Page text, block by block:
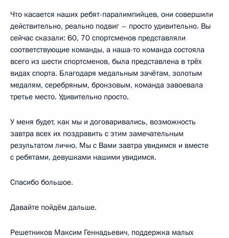
Что касается наших ребят-паралимпийцев, они совершили
действительно, реально подвиг – просто удивительно. Вы
сейчас сказали: 60, 70 спортсменов представляли
соответствующие команды, а наша-то команда состояла
всего из шести спортсменов, была представлена в трёх
видах спорта. Благодаря медальным зачётам, золотым
медалям, серебряным, бронзовым, команда завоевала
третье место. Удивительно просто.
У меня будет, как мы и договаривались, возможность
завтра всех их поздравить с этим замечательным
результатом лично. Мы с Вами завтра увидимся и вместе
с ребятами, девушками нашими увидимся.
Спасибо большое.
Давайте пойдём дальше.
Решетников Максим Геннадьевич, поддержка малых